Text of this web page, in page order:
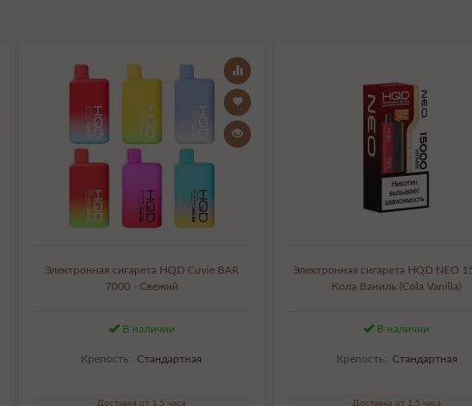
Электронная сигарета HQD Cuvie BAR
7000 - Свежий
В наличии
Крепость: Стандартная
Доставка от 1,5 часа
Электронная сигарета HQD NEO
Кола Ваниль (Cola Vanilla)
В наличии
Крепость: Стандартная
Доставка от 1,5 часа